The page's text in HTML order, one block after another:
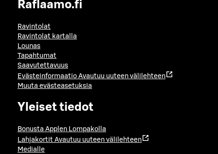
Raflaamo.fi
Ravintolat
Ravintolat kartalla
Lounas
Tapahtumat
Saavutettavuus
Evästeinformaatio Avautuu uuteen välilehteen
Muuta evästeasetuksia
Yleiset tiedot
Bonusta Applen Lompakolla
Lahjakortit Avautuu uuteen välilehteen
Medialle